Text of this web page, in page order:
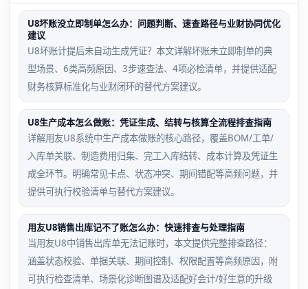
U8坏账没立即制单怎么办：问题判断、速查路径与业财协同优化
建议
U8坏账计提后未自动生成凭证？本文详解坏账未立即制单的典
型场景、6类高频原因、3步速查法、4项必检清单，并提供适配
财务核算标准化与业财闭环的替代方案建议。
U8生产成本怎么做账：凭证生成、结转与核算全流程排查指南
详解用友U8系统中生产成本做账的核心路径，覆盖BOM/工单/
入库单关联、制造费用归集、完工入库结转、成本计算及凭证生
成全环节。明确常见卡点、状态冲突、期间错配等高频问题，并
提供可执行校验清单与替代方案建议。
用友U8销售出库记不了账怎么办：快速排查与处理指南
当用友U8中销售出库单无法记账时，本文提供完整排查路径：
涵盖状态校验、单据关联、期间控制、权限配置等高频原因，附
可执行检查清单、场景化诊断图谱及适配好会计/好生意的升级